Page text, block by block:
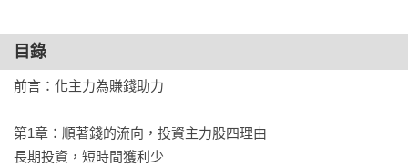
若能懂得不同訊號的動向，就能做出最適行動。
1.囤貨訊號：當長期均線與股價走勢一致、達到收斂時，是主力
掩人耳目的買股時機，也是投資人便宜買進暴漲股的好機會。
票。投資者此時應穩定心緒繼續持有，甚至還可以一起逢低承
接。
目錄
前言：化主力為賺錢助力
第1章：順著錢的流向，投資主力股四理由
長期投資，短時間獲利少